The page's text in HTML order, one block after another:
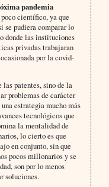
pandemia
científico, ya que
se pudiera comparar lo
donde las instituciones
privadas trabajaran
por la covid-
las patentes, sino de la
problemas de carácter
estrategia mucho más
tecnológicos que
la mentalidad de
lo cierto es que
en conjunto, sin que
pocos millonarios y se
son por lo menos
soluciones.